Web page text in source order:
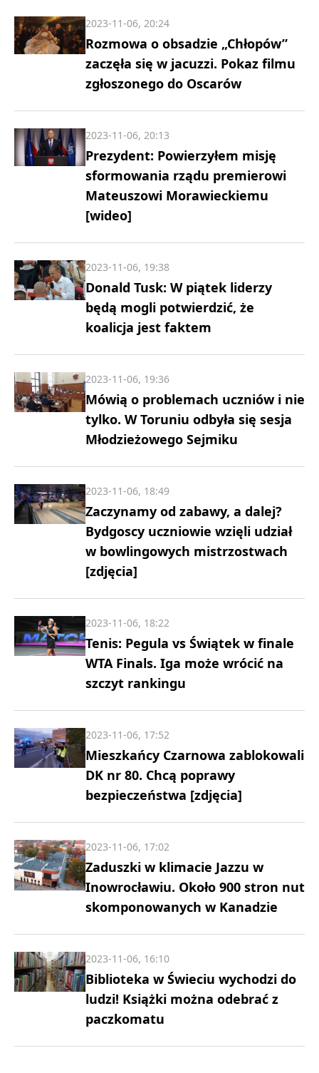
Rozmowa o obsadzie „Chłopów”
zaczęła się w jacuzzi. Pokaz filmu
zgłoszonego do Oscarów
2023-11-06, 20:24
Prezydent: Powierzyłem misję
sformowania rządu premierowi
Mateuszowi Morawieckiemu
[wideo]
2023-11-06, 20:13
Donald Tusk: W piątek liderzy
będą mogli potwierdzić, że
koalicja jest faktem
2023-11-06, 19:38
Mówią o problemach uczniów i nie
tylko. W Toruniu odbyła się sesja
Młodzieżowego Sejmiku
2023-11-06, 19:36
Zaczynamy od zabawy, a dalej?
Bydgoscy uczniowie wzięli udział
w bowlingowych mistrzostwach
[zdjęcia]
2023-11-06, 18:49
Tenis: Pegula vs Świątek w finale
WTA Finals. Iga może wrócić na
szczyt rankingu
2023-11-06, 18:22
Mieszkańcy Czarnowa zablokowali
DK nr 80. Chcą poprawy
bezpieczeństwa [zdjęcia]
2023-11-06, 17:52
Zaduszki w klimacie Jazzu w
Inowrocławiu. Około 900 stron nut
skomponowanych w Kanadzie
2023-11-06, 17:02
Biblioteka w Świeciu wychodzi do
ludzi! Książki można odebrać z
paczkomatu
2023-11-06, 16:10